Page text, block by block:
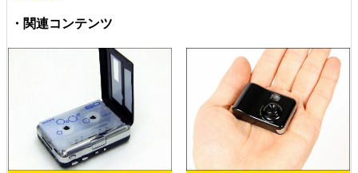
・関連コンテンツ